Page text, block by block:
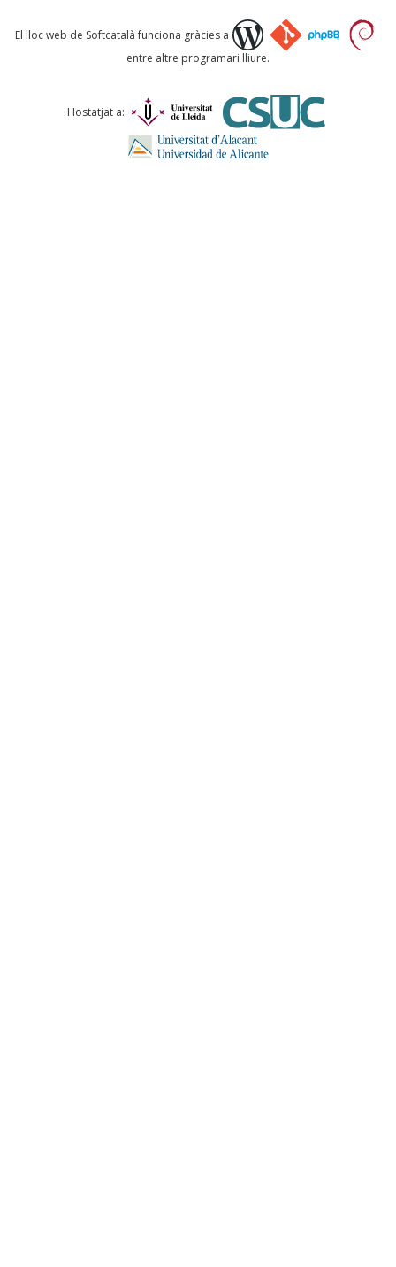
Què proposeu?
Comentari *
El lloc web de Softcatalà funciona gràcies a
entre altre programari lliure.
Hostatjat a: